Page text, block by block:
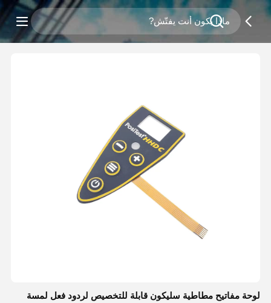
لوحة مفاتيح مطاطية سليكون قابلة للتخصيص لردود فعل لمسة